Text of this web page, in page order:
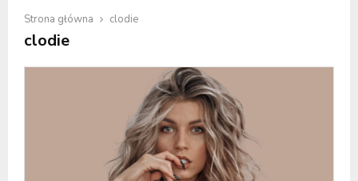
Strona główna clodie
clodie